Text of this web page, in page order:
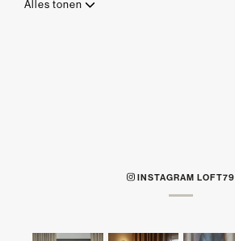
Alles tonen
INSTAGRAM LOFT79